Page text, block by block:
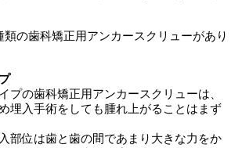
類の歯科矯正用アンカースクリューがあり
プの歯科矯正用アンカースクリューは、
埋入手術をしても腫れ上がることはまず
部位は歯と歯の間であまり大きな力をか